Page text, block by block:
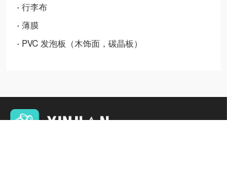
· 行李布
· 薄膜
· PVC 发泡板（木饰面，碳晶板）